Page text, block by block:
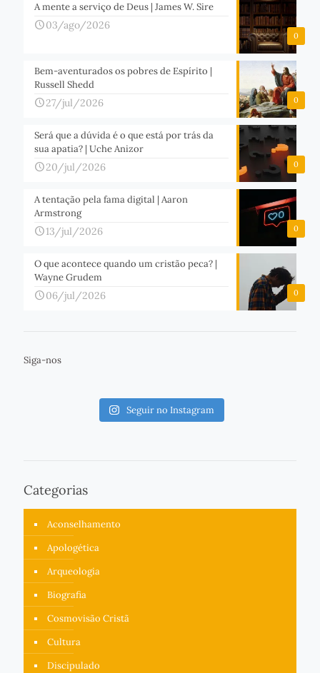
0
A mente a serviço de Deus | James W. Sire
03/ago/2026
0
Bem-aventurados os pobres de Espírito |
Russell Shedd
27/jul/2026
0
Será que a dúvida é o que está por trás da
sua apatia? | Uche Anizor
20/jul/2026
0
A tentação pela fama digital | Aaron
Armstrong
13/jul/2026
0
O que acontece quando um cristão peca? |
Wayne Grudem
06/jul/2026
Siga-nos
Seguir no Instagram
Categorias
Aconselhamento
Apologética
Arqueologia
Biografia
Cosmovisão Cristã
Cultura
Discipulado